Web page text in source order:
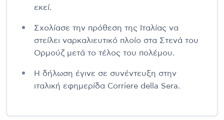
εκεί.
Σχολίασε την πρόθεση της Ιταλίας να
στείλει ναρκαλιευτικό πλοίο στα Στενά του
Ορμούζ μετά το τέλος του πολέμου.
Η δήλωση έγινε σε συνέντευξη στην
ιταλική εφημερίδα Corriere della Sera.